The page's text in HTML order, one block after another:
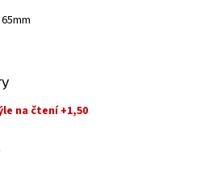
na čtení +1,50